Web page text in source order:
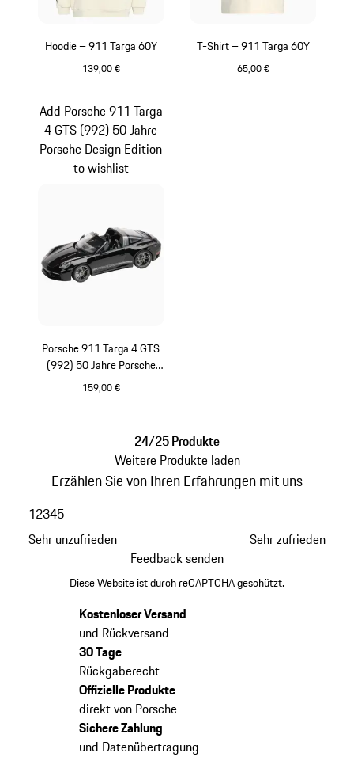
Hoodie – 911 Targa 60Y
139,00 €
T-Shirt – 911 Targa 60Y
65,00 €
Porsche 911 Targa 4 GTS
(992) 50 Jahre Porsche
Design Edition
159,00 €
Add Porsche 911 Targa
4 GTS (992) 50 Jahre
Porsche Design Edition
to wishlist
24/25 Produkte
Weitere Produkte laden
Erzählen Sie von Ihren Erfahrungen mit uns
Sehr unzufrieden
12345
Sehr zufrieden
Feedback senden
Diese Website ist durch reCAPTCHA geschützt.
Kostenloser Versand
und Rückversand
30 Tage
Rückgaberecht
Offizielle Produkte
direkt von Porsche
Sichere Zahlung
und Datenübertragung